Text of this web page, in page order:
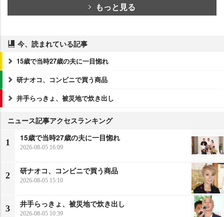
もっと見る
今、読まれている記事
15歳で当時27歳の夫に一目惚れ
研ナオコ、コンビニで買う商品
井手らっきょ、被災地で炊き出し
ニュース記事アクセスランキング
1
15歳で当時27歳の夫に一目惚れ
2026-08-05 16:09
2
研ナオコ、コンビニで買う商品
2026-08-05 15:10
3
井手らっきょ、被災地で炊き出し
2026-08-05 10:39